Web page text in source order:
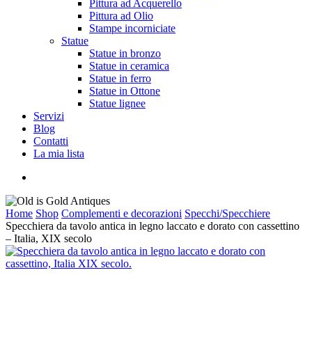
Pittura ad Acquerello
Pittura ad Olio
Stampe incorniciate
Statue
Statue in bronzo
Statue in ceramica
Statue in ferro
Statue in Ottone
Statue lignee
Servizi
Blog
Contatti
La mia lista
Home Shop Complementi e decorazioni Specchi/Specchiere
Specchiera da tavolo antica in legno laccato e dorato con cassettino
– Italia, XIX secolo